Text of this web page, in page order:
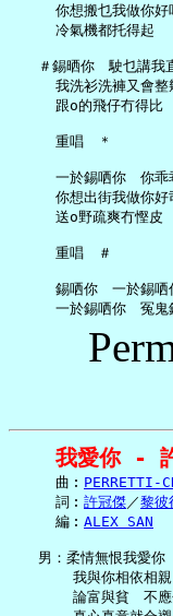
你想搬乜我做你好
     冷氣機都托得起
＃錫晒你　駛乜講我
我洗衫洗褲又會整
     跟o的飛仔冇得比
     重唱　＊
一於錫哂你　你乖
你想出街我做你好
     送o野疏爽冇慳皮
     重唱　＃
錫哂你　一於錫哂
我愛你 -
     曲︰
PERRETTI-
     詞︰
許冠傑／黎彼
     編︰
ALEX SAN
男：柔情無恨我愛你
       我與你相依相親
論富與貧　不